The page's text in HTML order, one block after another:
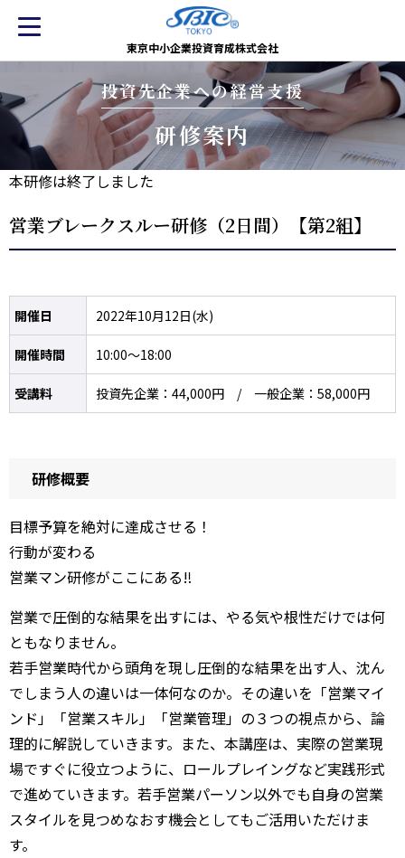
東京中小企業投資育成株式会社
投資先企業への経営支援
研修案内
本研修は終了しました
営業ブレークスルー研修（2日間）【第2組】
開催日 2022年10月12日(水)
開催時間 10:00～18:00
受講料 投資先企業：44,000円 / 一般企業：58,000円
研修概要
目標予算を絶対に達成させる！
行動が変わる
営業マン研修がここにある‼
営業で圧倒的な結果を出すには、やる気や根性だけでは何
ともなりません。
若手営業時代から頭角を現し圧倒的な結果を出す人、沈ん
でしまう人の違いは一体何なのか。その違いを「営業マイ
ンド」「営業スキル」「営業管理」の３つの視点から、論
理的に解説していきます。また、本講座は、実際の営業現
場ですぐに役立つように、ロールプレイングなど実践形式
で進めていきます。若手営業パーソン以外でも自身の営業
スタイルを見つめなおす機会としてもご活用いただけま
す。